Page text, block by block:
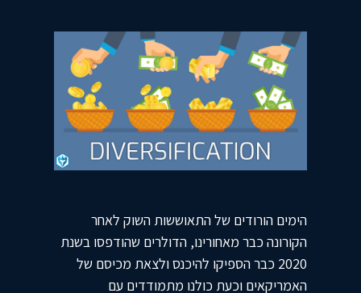
הימים הורודים של התאוששות השוק לאחר
הקורונה כבר מאחורינו, הדולרים שהודפסו בשנת
2020 כבר הספיקו להיכנס ולצאת מכיסם של
האמריקאים וכעת כולנו מתמודדים עם